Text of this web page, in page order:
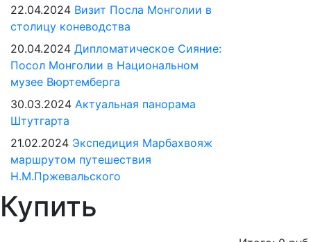
22.04.2024 Визит Посла Монголии в
столицу коневодства
20.04.2024 Дипломатическое Сияние:
Посол Монголии в Национальном
музее Вюртемберга
30.03.2024 Актуальная панорама
Штутгарта
21.02.2024 Экспедиция Марбахвояж
маршрутом путешествия
Н.М.Пржевальского
Купить